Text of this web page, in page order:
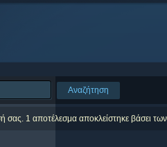
Αναζήτηση
σας. 1 αποτέλεσμα αποκλείστηκε βάσει